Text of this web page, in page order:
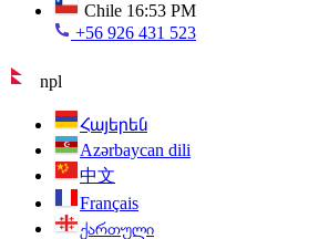
Chile 16:53 PM
+56 926 431 523
npl
Հայերեն
Azərbaycan dili
中文
Français
ქართული